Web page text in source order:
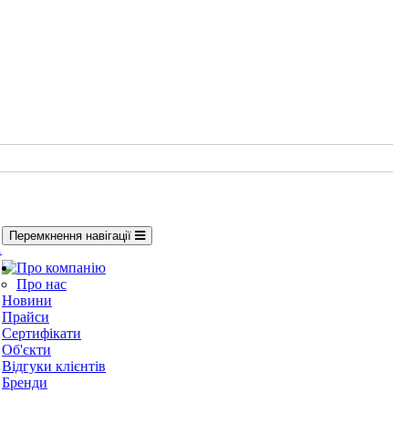
Перемкнення навігації
Про компанію
Про нас
Новини
Прайси
Сертифікати
Об'єкти
Відгуки клієнтів
Бренди